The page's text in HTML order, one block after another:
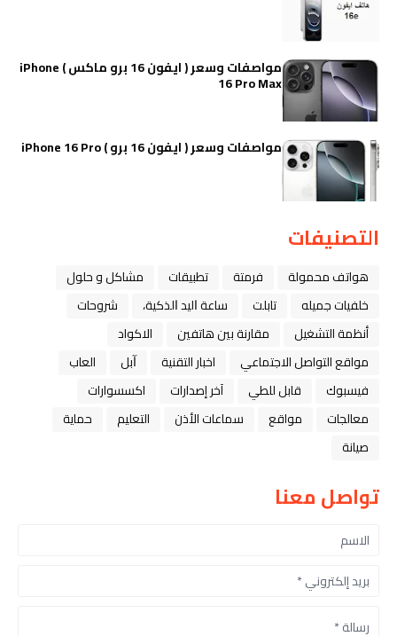
مواصفات وسعر ( ايفون 16 برو ماكس ) iPhone
16 Pro Max
مواصفات وسعر ( ايفون 16 برو ) iPhone 16 Pro
التصنيفات
هواتف محمولة فرمتة تطبيقات
مشاكل و حلول
خلفيات جميله
تابلت ﺳﺎﻋﺔ ﺍﻟﻴﺪ ﺍﻟﺬﻛﻴﺔ،
شروحات
أنظمة التشغيل
مقارنة بين هاتفين
الاكواد
مواقع التواصل الاجتماعي
اخبار التقنية ﺁﺑﻞ
العاب
فيسبوك
قابل للطي آخر إصدارات
اكسسوارات
معالجات
مواقع سماعات الأذن التعليم
حماية
صيانة
تواصل معنا